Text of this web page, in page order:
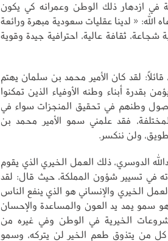
في ازدهار ذلك الوطن وعمرانه كي يكون
الله: « لدينا عقليات سعودية مبهرة ورائعة
ثقافة عالية، احترافية جيدة وقوية
لقد كان الأمير محمد بن سلمان يهتم
بقدرة أبناء وطنه الأوفياء الذين تمكنوا
وطنهم في تحقيق المنجزات سواء في
فقد علمني سمو الأمير محمد بن
ولن ننكسر.
الدوسري، ذلك العمل الخيري الذي يقوم
في تسيير شؤون المملكة، حيث قال: لقد
الخيري والإنساني هو الذي ينفع الناس
سمو يمد يد العون والمساعدة والإحسان
الخيرية في الوطن وفي غيره من
كل من يتذوق طعم الخير لن يتركه، وسمو